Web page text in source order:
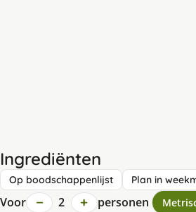
Ingrediënten
Op boodschappenlijst Plan in
Voor − 2 + personen